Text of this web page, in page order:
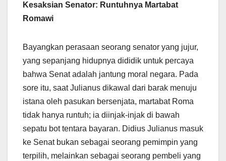
Kesaksian Senator: Runtuhnya Martabat
Romawi
Bayangkan perasaan seorang senator yang jujur,
yang sepanjang hidupnya dididik untuk percaya
bahwa Senat adalah jantung moral negara. Pada
sore itu, saat Julianus dikawal dari barak menuju
istana oleh pasukan bersenjata, martabat Roma
tidak hanya runtuh; ia diinjak-injak di bawah
sepatu bot tentara bayaran. Didius Julianus masuk
ke Senat bukan sebagai seorang pemimpin yang
terpilih, melainkan sebagai seorang pembeli yang